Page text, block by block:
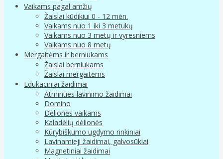
Vaikams pagal amžių
Žaislai kūdikiui 0 - 12 mėn.
Vaikams nuo 1 iki 3 metukų
Vaikams nuo 3 metų ir vyresniems
Vaikams nuo 8 metų
Mergaitėms ir berniukams
Žaislai berniukams
Žaislai mergaitėms
Edukaciniai žaidimai
Atminties lavinimo žaidimai
Domino
Dėlionės vaikams
Kaladėlių dėlionės
Kūrybiškumo ugdymo rinkiniai
Lavinamieji žaidimai, galvosūkiai
Magnetiniai žaidimai